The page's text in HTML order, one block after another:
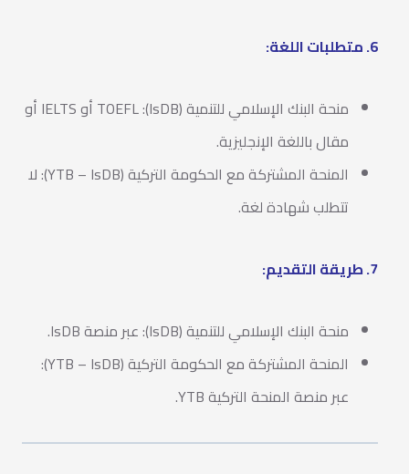
6. متطلبات اللغة:
منحة البنك الإسلامي للتنمية (IsDB): TOEFL أو IELTS أو
مقال باللغة الإنجليزية.
المنحة المشتركة مع الحكومة التركية (YTB – IsDB): لا
تتطلب شهادة لغة.
7. طريقة التقديم:
منحة البنك الإسلامي للتنمية (IsDB): عبر منصة IsDB.
المنحة المشتركة مع الحكومة التركية (YTB – IsDB):
عبر منصة المنحة التركية YTB.